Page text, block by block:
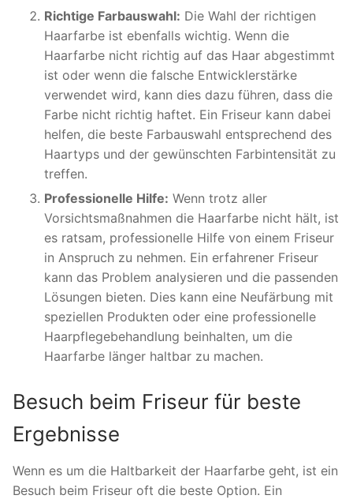
Richtige Farbauswahl: Die Wahl der richtigen
Haarfarbe ist ebenfalls wichtig. Wenn die
Haarfarbe nicht richtig auf das Haar abgestimmt
ist oder wenn die falsche Entwicklerstärke
verwendet wird, kann dies dazu führen, dass die
Farbe nicht richtig haftet. Ein Friseur kann dabei
helfen, die beste Farbauswahl entsprechend des
Haartyps und der gewünschten Farbintensität zu
treffen.
Professionelle Hilfe: Wenn trotz aller
Vorsichtsmaßnahmen die Haarfarbe nicht hält, ist
es ratsam, professionelle Hilfe von einem Friseur
in Anspruch zu nehmen. Ein erfahrener Friseur
kann das Problem analysieren und die passenden
Lösungen bieten. Dies kann eine Neufärbung mit
speziellen Produkten oder eine professionelle
Haarpflegebehandlung beinhalten, um die
Haarfarbe länger haltbar zu machen.
Besuch beim Friseur für beste
Ergebnisse
Wenn es um die Haltbarkeit der Haarfarbe geht, ist ein
Besuch beim Friseur oft die beste Option. Ein